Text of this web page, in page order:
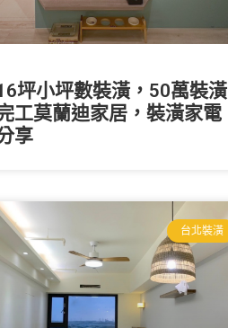
坪小坪數裝潢，50萬裝潢
工莫蘭迪家居，裝潢家電
享
台北裝潢